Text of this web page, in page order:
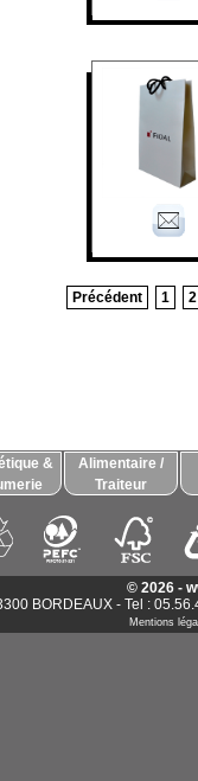
Précédent 1 2
&
Alimentaire /
Traiteur
© 2026 -
BORDEAUX - Tel :
Mentions